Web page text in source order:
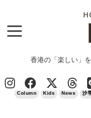
香港の「楽しい」
Column > 大坪沙季のワー
Column Kids News 沙